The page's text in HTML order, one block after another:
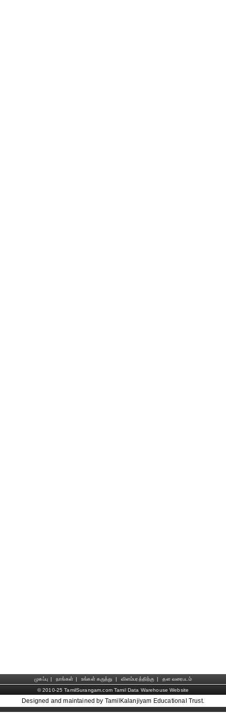
முகப்பு | நாங்கள் | உங்கள் கருத்து | விளம்பரத்திற்கு |
தள வரைபடம்
© 2010-25 TamilSurangam.com Tamil Data Warehouse Website
Designed and maintained by TamilKalanjiyam Educational Trust.